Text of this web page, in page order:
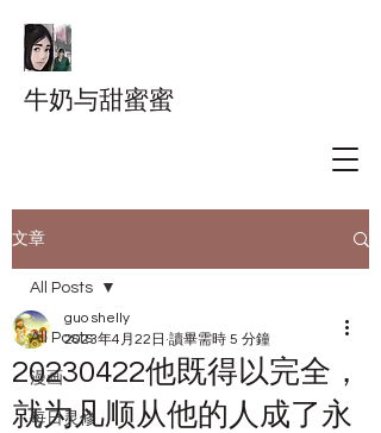
牛奶与甜蜜蜜
文章
All Posts
漫画
每日灵修
All Posts
20230422他既得以完全，
就为凡顺从他的人成了永
guo shelly
2023年4月22日 讀畢需時 5 分鐘